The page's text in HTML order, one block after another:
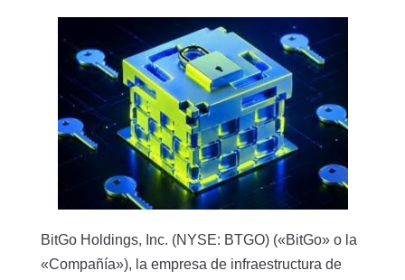
BitGo Holdings, Inc. (NYSE: BTGO) («BitGo» o la
«Compañía»), la empresa de infraestructura de